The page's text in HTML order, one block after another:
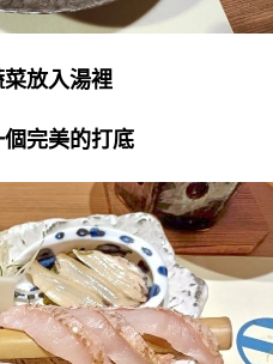
放入湯裡
完美的打底